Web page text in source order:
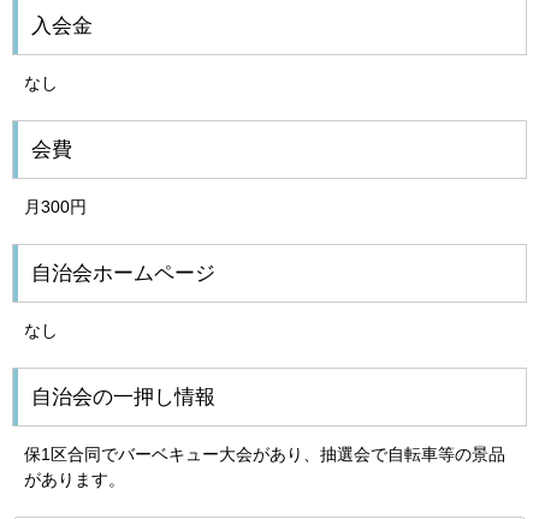
入会金
なし
会費
月300円
自治会ホームページ
なし
自治会の一押し情報
保1区合同でバーベキュー大会があり、抽選会で自転車等の景品
があります。